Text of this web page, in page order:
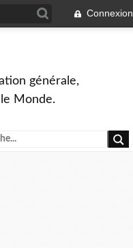
Connexion
générale,
Monde.